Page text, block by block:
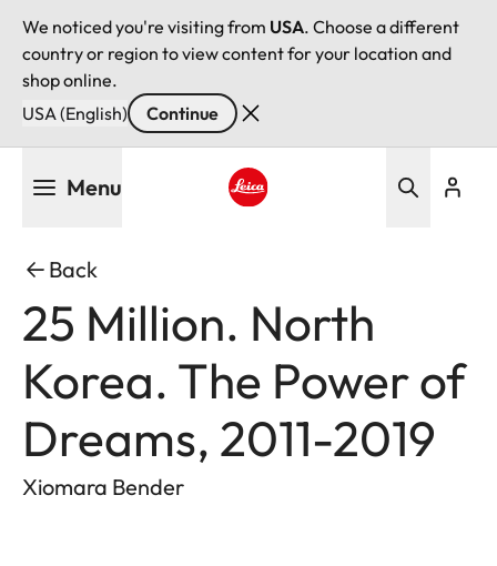
We noticed you're visiting from USA. Choose a different
country or region to view content for your location and
shop online.
USA (English)
Continue
Menu
Back
25 Million. North
Korea. The Power of
Dreams, 2011-2019
Xiomara Bender